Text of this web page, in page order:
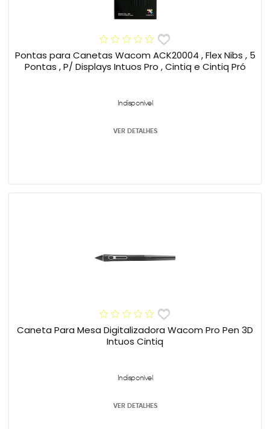
Pontas para Canetas Wacom ACK20004 , Flex Nibs , 5
Pontas , P/ Displays Intuos Pro , Cintiq e Cintiq Pró
Indisponível
VER DETALHES
Caneta Para Mesa Digitalizadora Wacom Pro Pen 3D
Intuos Cintiq
Indisponível
VER DETALHES